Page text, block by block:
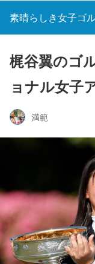
素晴らしき女子ゴル
梶谷翼のゴ
ョナル女子
満範